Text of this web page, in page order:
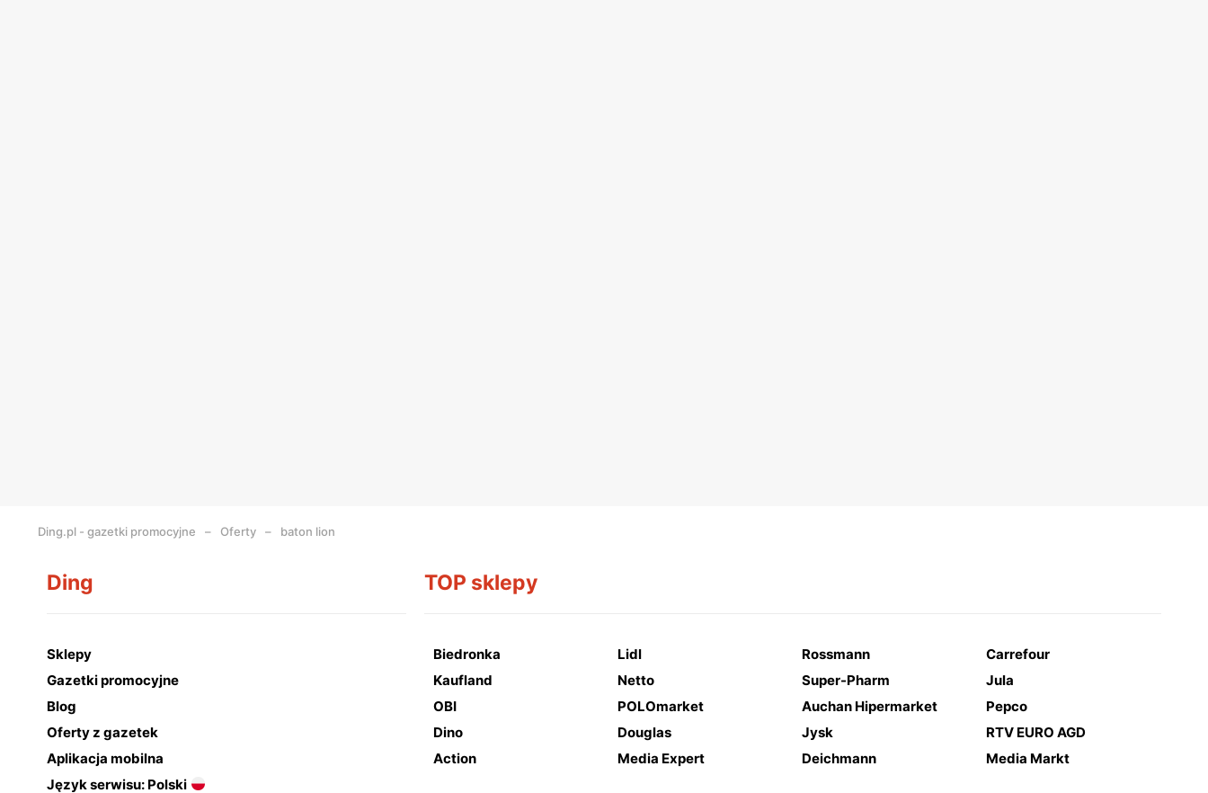
Ding.pl - gazetki promocyjne Oferty baton lion
Ding
Sklepy
Gazetki promocyjne
Blog
Oferty z gazetek
Aplikacja mobilna
Język serwisu: Polski
TOP sklepy
Biedronka Lidl Rossmann
Carrefour
Kaufland
Netto Super-Pharm
Jula
OBI
POLOmarket Auchan Hipermarket
Pepco
Dino
Douglas Jysk
RTV EURO AGD
Action
Media Expert Deichmann Media Markt